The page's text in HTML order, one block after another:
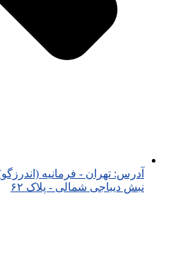
آدرس: تهران - فرمانیه
نبش دیباجی شمالی - پلاک ۶۲